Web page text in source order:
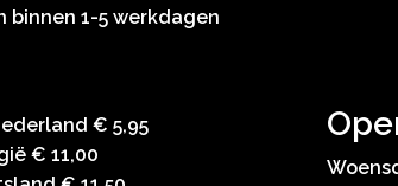
binnen 1-5 werkdagen
€ 5,95
€ 11,00